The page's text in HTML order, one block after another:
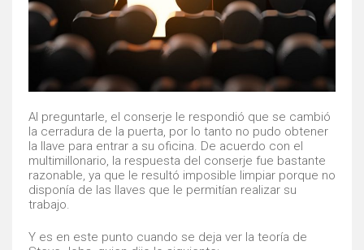
Al preguntarle, el conserje le respondió que se cambió
la cerradura de la puerta, por lo tanto no pudo obtener
la llave para entrar a su oficina. De acuerdo con el
multimillonario, la respuesta del conserje fue bastante
razonable, ya que le resultó imposible limpiar porque no
disponía de las llaves que le permitían realizar su
trabajo.
Y es en este punto cuando se deja ver la teoría de